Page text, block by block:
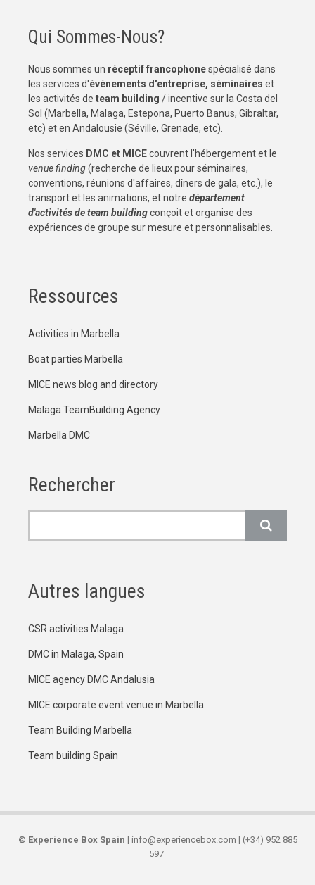
Qui Sommes-Nous?
Nous sommes un réceptif francophonespécialisé dans
les services d'événements d'entreprise, séminaires et
les activités de team building / incentive sur la Costa del
Sol (Marbella, Malaga, Estepona, Puerto Banus, Gibraltar,
etc) et en Andalousie (Séville, Grenade, etc).
Nos services DMC et MICEcouvrent l'hébergement et le
venue finding(recherche de lieux pour séminaires,
conventions, réunions d'affaires, dîners de gala, etc.), le
transport et les animations, et notre département
d'activités de team buildingconçoit et organise des
expériences de groupe sur mesure et personnalisables.
Ressources
Activities in Marbella
Boat parties Marbella
MICE news blog and directory
Malaga TeamBuilding Agency
Marbella DMC
Rechercher
Autres langues
CSR activities Malaga
DMC in Malaga, Spain
MICE agency DMC Andalusia
MICE corporate event venue in Marbella
Team Building Marbella
Team building Spain
© Experience Box Spain | info@experiencebox.com | (+34) 952 885
597